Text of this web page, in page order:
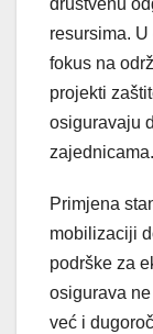
društvenu
resursima.
fokus na
projekti
osiguravaju
zajednicama.
Primjena
mobilizaciji
podrške za
osigurava
već i